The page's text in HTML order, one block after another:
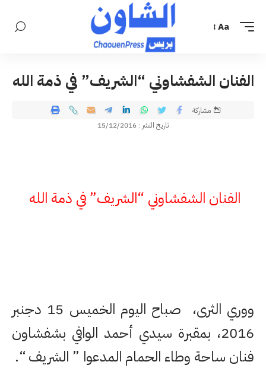
Aa
الفنان الشفشاوني “الشريف” في ذمة الله
تاريخ النشر : 15/12/2016
مشاركة
الفنان الشفشاوني “الشريف” في ذمة الله
ووري الثرى، صباح اليوم الخميس 15 دجنبر
2016، بمقبرة سيدي أحمد الوافي بشفشاون
فنان ساحة وطاء الحمام المدعوا ” الشريف “.